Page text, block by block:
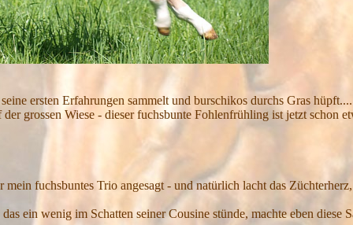
ersten Erfahrungen sammelt und burschikos durchs Gras hüpft....
grossen Wiese - dieser fuchsbunte Fohlenfrühling ist jetzt schon
fuchsbuntes Trio angesagt - und natürlich lacht das
ein wenig im Schatten seiner Cousine stünde, machte eben diese